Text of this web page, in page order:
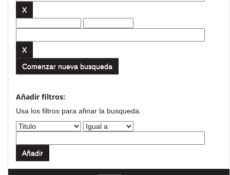
Comenzar nueva busqueda
Añadir filtros:
Usa los filtros para afinar la busqueda.